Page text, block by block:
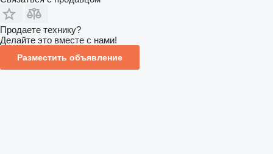
Продаете технику?
Делайте это вместе с нами!
Разместить объявление